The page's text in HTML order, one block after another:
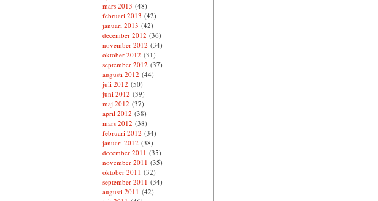
mars 2013 (48)
februari 2013 (42)
januari 2013 (42)
december 2012 (36)
november 2012 (34)
oktober 2012 (31)
september 2012 (37)
augusti 2012 (44)
juli 2012 (50)
juni 2012 (39)
maj 2012 (37)
april 2012 (38)
mars 2012 (38)
februari 2012 (34)
januari 2012 (38)
december 2011 (35)
november 2011 (35)
oktober 2011 (32)
september 2011 (34)
augusti 2011 (42)